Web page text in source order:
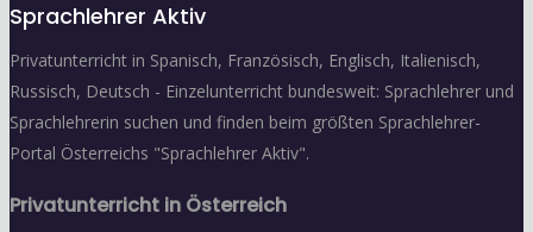
Sprachlehrer Aktiv
Privatunterricht in Spanisch, Französisch, Englisch, Italienisch,
Russisch, Deutsch - Einzelunterricht bundesweit: Sprachlehrer und
Sprachlehrerin suchen und finden beim größten Sprachlehrer-
Portal Österreichs "Sprachlehrer Aktiv".
Privatunterricht in Österreich